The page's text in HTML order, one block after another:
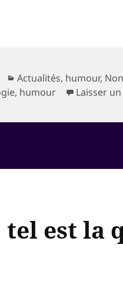
Catégories
Actualités, humour,
, humour Laisser
tel est la